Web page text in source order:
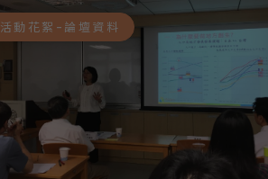
活動花絮-論壇資料